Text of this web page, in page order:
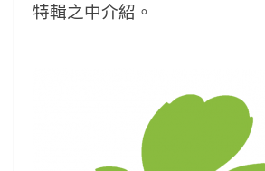
特輯之中介紹。